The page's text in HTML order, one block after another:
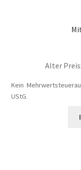
Jamies Quest –
Jamies Quest –
Kasse
Alter Preis:
Kein
UStG.